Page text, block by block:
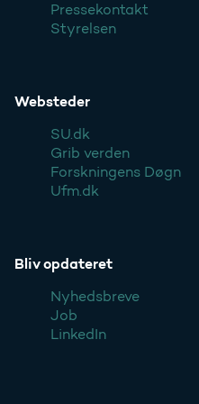
Pressekontakt
Styrelsen
Websteder
SU.dk
Grib verden
Forskningens Døgn
Ufm.dk
Bliv opdateret
Nyhedsbreve
Job
LinkedIn